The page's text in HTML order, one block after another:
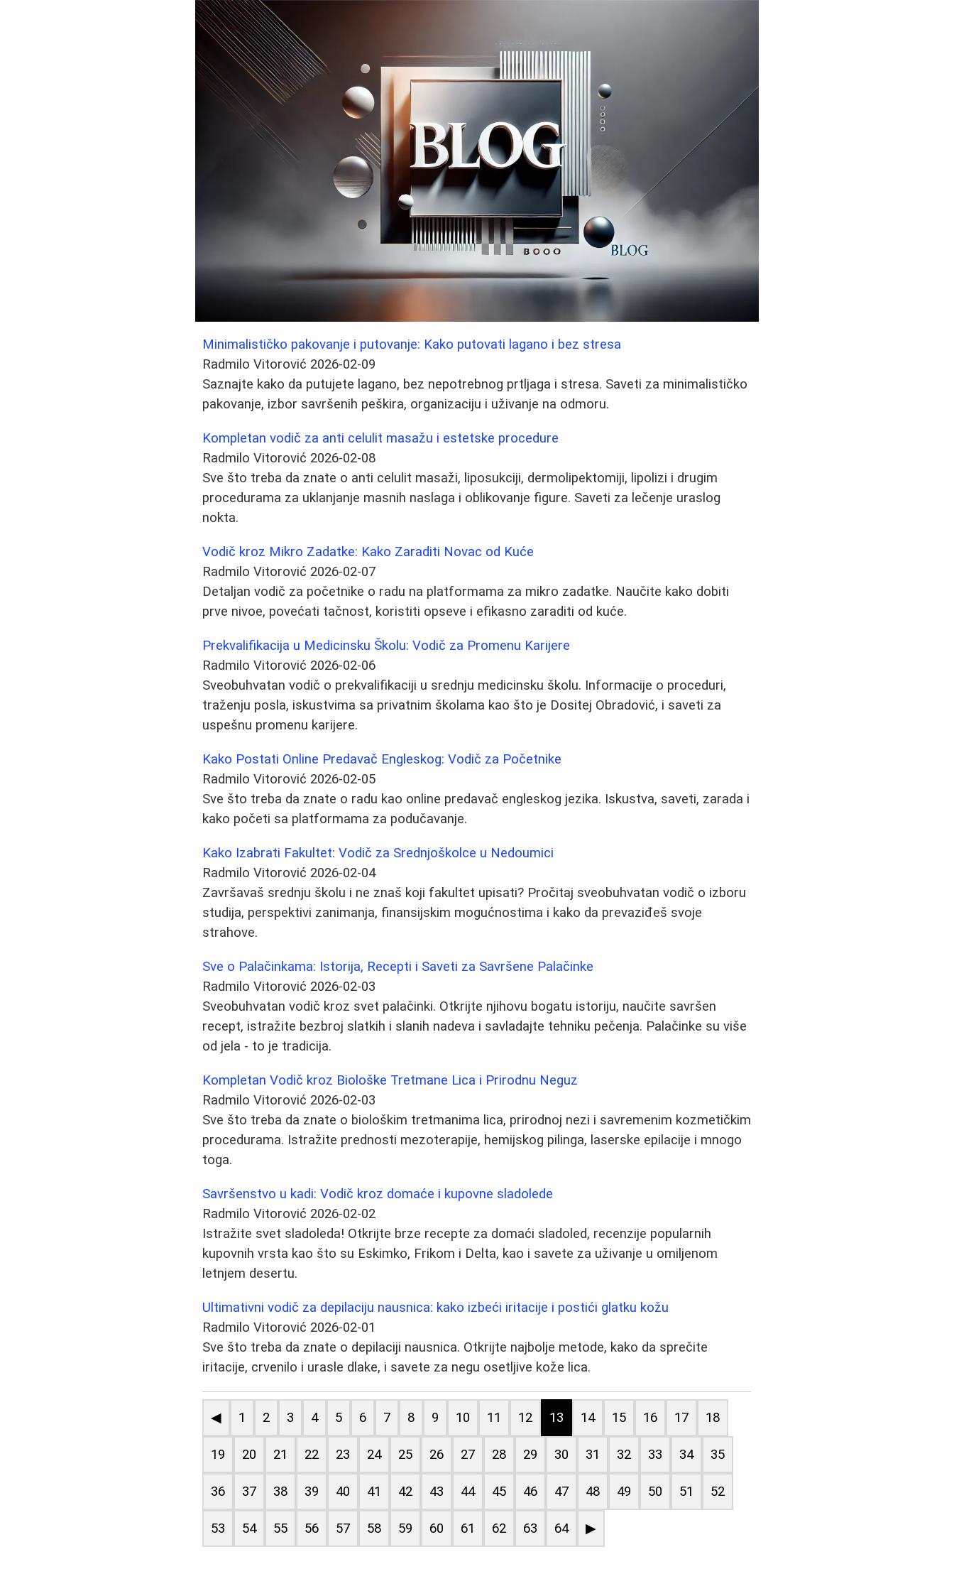
Minimalističko pakovanje i putovanje: Kako putovati lagano i bez stresa
Radmilo Vitorović 2026-02-09
Saznajte kako da putujete lagano, bez nepotrebnog prtljaga i stresa. Saveti za minimalističko
pakovanje, izbor savršenih peškira, organizaciju i uživanje na odmoru.
Kompletan vodič za anti celulit masažu i estetske procedure
Radmilo Vitorović 2026-02-08
Sve što treba da znate o anti celulit masaži, liposukciji, dermolipektomiji, lipolizi i drugim
procedurama za uklanjanje masnih naslaga i oblikovanje figure. Saveti za lečenje uraslog
nokta.
Vodič kroz Mikro Zadatke: Kako Zaraditi Novac od Kuće
Radmilo Vitorović 2026-02-07
Detaljan vodič za početnike o radu na platformama za mikro zadatke. Naučite kako dobiti
prve nivoe, povećati tačnost, koristiti opseve i efikasno zaraditi od kuće.
Prekvalifikacija u Medicinsku Školu: Vodič za Promenu Karijere
Radmilo Vitorović 2026-02-06
Sveobuhvatan vodič o prekvalifikaciji u srednju medicinsku školu. Informacije o proceduri,
traženju posla, iskustvima sa privatnim školama kao što je Dositej Obradović, i saveti za
uspešnu promenu karijere.
Kako Postati Online Predavač Engleskog: Vodič za Početnike
Radmilo Vitorović 2026-02-05
Sve što treba da znate o radu kao online predavač engleskog jezika. Iskustva, saveti, zarada i
kako početi sa platformama za podučavanje.
Kako Izabrati Fakultet: Vodič za Srednjoškolce u Nedoumici
Radmilo Vitorović 2026-02-04
Završavaš srednju školu i ne znaš koji fakultet upisati? Pročitaj sveobuhvatan vodič o izboru
studija, perspektivi zanimanja, finansijskim mogućnostima i kako da prevaziđeš svoje
strahove.
Sve o Palačinkama: Istorija, Recepti i Saveti za Savršene Palačinke
Radmilo Vitorović 2026-02-03
Sveobuhvatan vodič kroz svet palačinki. Otkrijte njihovu bogatu istoriju, naučite savršen
recept, istražite bezbroj slatkih i slanih nadeva i savladajte tehniku pečenja. Palačinke su više
od jela - to je tradicija.
Kompletan Vodič kroz Biološke Tretmane Lica i Prirodnu Neguz
Radmilo Vitorović 2026-02-03
Sve što treba da znate o biološkim tretmanima lica, prirodnoj nezi i savremenim kozmetičkim
procedurama. Istražite prednosti mezoterapije, hemijskog pilinga, laserske epilacije i mnogo
toga.
Savršenstvo u kadi: Vodič kroz domaće i kupovne sladolede
Radmilo Vitorović 2026-02-02
Istražite svet sladoleda! Otkrijte brze recepte za domaći sladoled, recenzije popularnih
kupovnih vrsta kao što su Eskimko, Frikom i Delta, kao i savete za uživanje u omiljenom
letnjem desertu.
Ultimativni vodič za depilaciju nausnica: kako izbeći iritacije i postići glatku kožu
Radmilo Vitorović 2026-02-01
Sve što treba da znate o depilaciji nausnica. Otkrijte najbolje metode, kako da sprečite
iritacije, crvenilo i urasle dlake, i savete za negu osetljive kože lica.
◀ 1 2 3 4 5 6 7 8 9 10 11 12 13 14 15 16 17 18
19 20 21 22 23 24 25 26 27 28 29 30 31 32 33 34 35
36 37 38 39 40 41 42 43 44 45 46 47 48 49 50 51 52
53 54 55 56 57 58 59 60 61 62 63 64 ▶